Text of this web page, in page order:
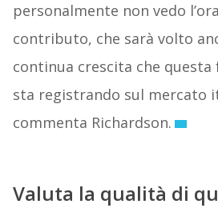
personalmente non vedo
contributo, che sarà volto
continua crescita che questa
sta registrando sul mercato
commenta Richardson.
Valuta la qualità di